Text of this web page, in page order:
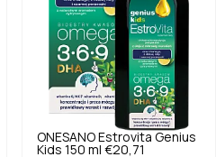
ONESANO Estrovita Genius
Kids 150 ml €20,71